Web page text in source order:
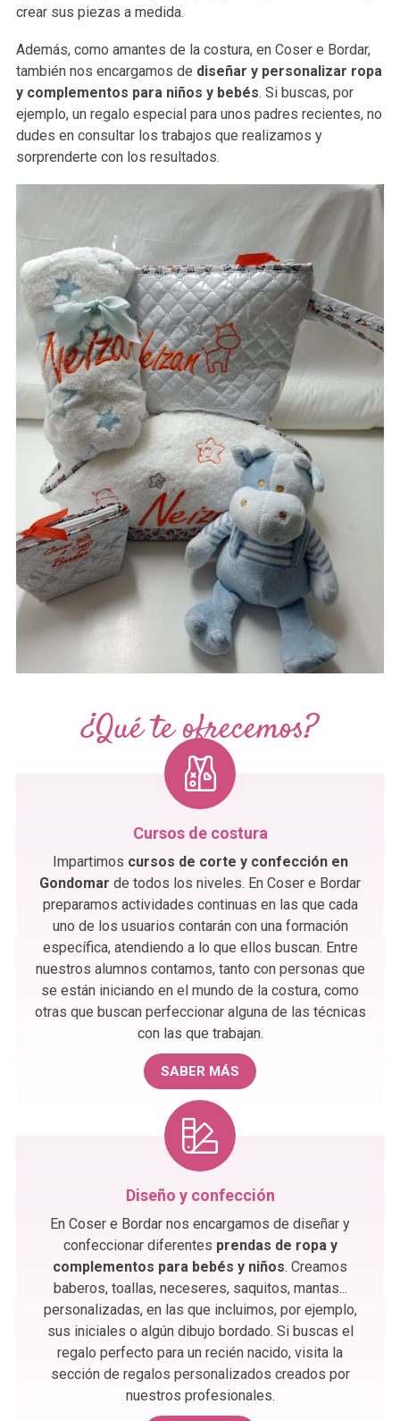
crear sus piezas a medida.
Además, como amantes de la costura, en Coser e Bordar,
también nos encargamos de diseñar y personalizar ropa
y complementos para niños y bebés. Si buscas, por
ejemplo, un regalo especial para unos padres recientes, no
dudes en consultar los trabajos que realizamos y
sorprenderte con los resultados.
¿Qué te ofrecemos?
Cursos de costura
Impartimos cursos de corte y confección en
Gondomar de todos los niveles. En Coser e Bordar
preparamos actividades continuas en las que cada
uno de los usuarios contarán con una formación
específica, atendiendo a lo que ellos buscan. Entre
nuestros alumnos contamos, tanto con personas que
se están iniciando en el mundo de la costura, como
otras que buscan perfeccionar alguna de las técnicas
con las que trabajan.
SABER MÁS
Diseño y confección
En Coser e Bordar nos encargamos de diseñar y
confeccionar diferentes prendas de ropa y
complementos para bebés y niños. Creamos
baberos, toallas, neceseres, saquitos, mantas...
personalizadas, en las que incluimos, por ejemplo,
sus iniciales o algún dibujo bordado. Si buscas el
regalo perfecto para un recién nacido, visita la
sección de regalos personalizados creados por
nuestros profesionales.